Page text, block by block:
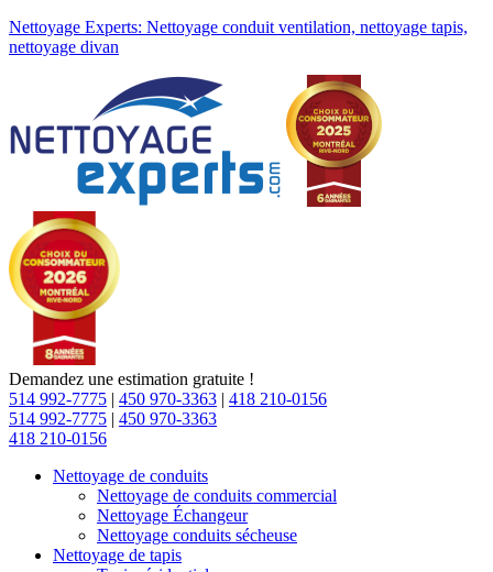
Nettoyage Experts: Nettoyage conduit ventilation, nettoyage tapis,
nettoyage divan
Demandez une estimation gratuite !
514 992-7775 | 450 970-3363 | 418 210-0156
514 992-7775 | 450 970-3363
418 210-0156
Nettoyage de conduits
Nettoyage de conduits commercial
Nettoyage Échangeur
Nettoyage conduits sécheuse
Nettoyage de tapis